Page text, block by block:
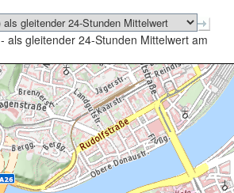
- als gleitender 24-Stunden Mittelwert am